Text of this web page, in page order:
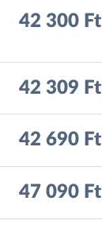
42 300 Ft
42 309 Ft
42 690 Ft
47 090 Ft